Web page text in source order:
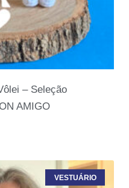
– Seleção
AMIGO
VESTUÁRIO